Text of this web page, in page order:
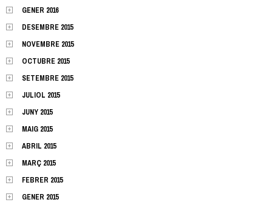
GENER 2016
DESEMBRE 2015
NOVEMBRE 2015
OCTUBRE 2015
SETEMBRE 2015
JULIOL 2015
JUNY 2015
MAIG 2015
ABRIL 2015
MARÇ 2015
FEBRER 2015
GENER 2015